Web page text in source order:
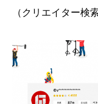
（クリエイター検